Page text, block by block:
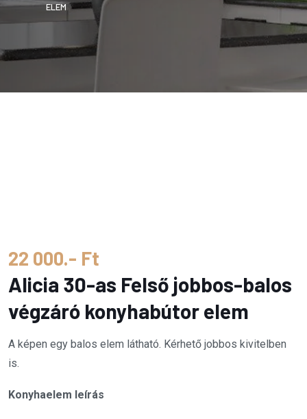
ELEM
22 000.- Ft
Alicia 30-as Felső jobbos-balos
végzáró konyhabútor elem
A képen egy balos elem látható. Kérhető jobbos kivitelben
is.
Konyhaelem leírás